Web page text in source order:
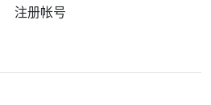
注册帐号